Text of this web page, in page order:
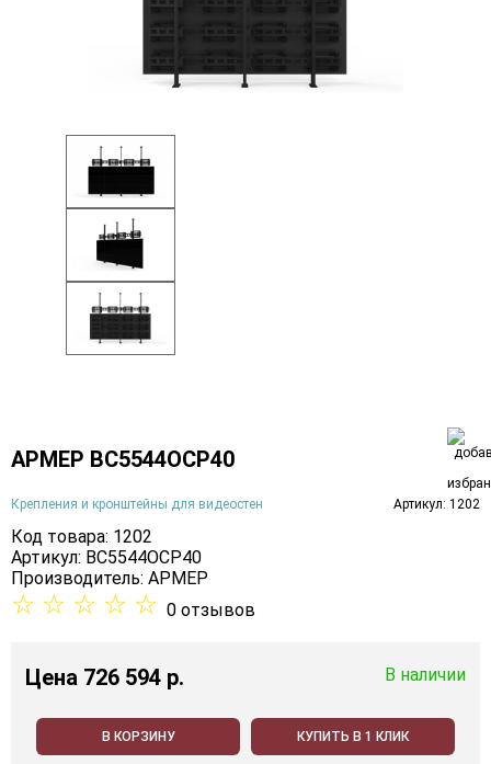
АРМЕР ВС5544ОСР40
Крепления и кронштейны для видеостен Артикул: 1202
Код товара: 1202
Артикул: ВС5544ОСР40
Производитель: АРМЕР
☆ ☆ ☆ ☆ ☆ 0 отзывов
Цена 726 594 p. В наличии
В КОРЗИНУ КУПИТЬ В 1 КЛИК